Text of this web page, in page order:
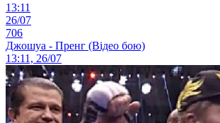
13:11
26/07
706
Джошуа - Пренг (Відео бою)
13:11, 26/07